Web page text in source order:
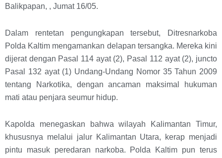
Balikpapan, , Jumat 16/05.
Dalam rentetan pengungkapan tersebut, Ditresnarkoba
Polda Kaltim mengamankan delapan tersangka. Mereka kini
dijerat dengan Pasal 114 ayat (2), Pasal 112 ayat (2), juncto
Pasal 132 ayat (1) Undang-Undang Nomor 35 Tahun 2009
tentang Narkotika, dengan ancaman maksimal hukuman
mati atau penjara seumur hidup.
Kapolda menegaskan bahwa wilayah Kalimantan Timur,
khususnya melalui jalur Kalimantan Utara, kerap menjadi
pintu masuk peredaran narkoba. Polda Kaltim pun terus